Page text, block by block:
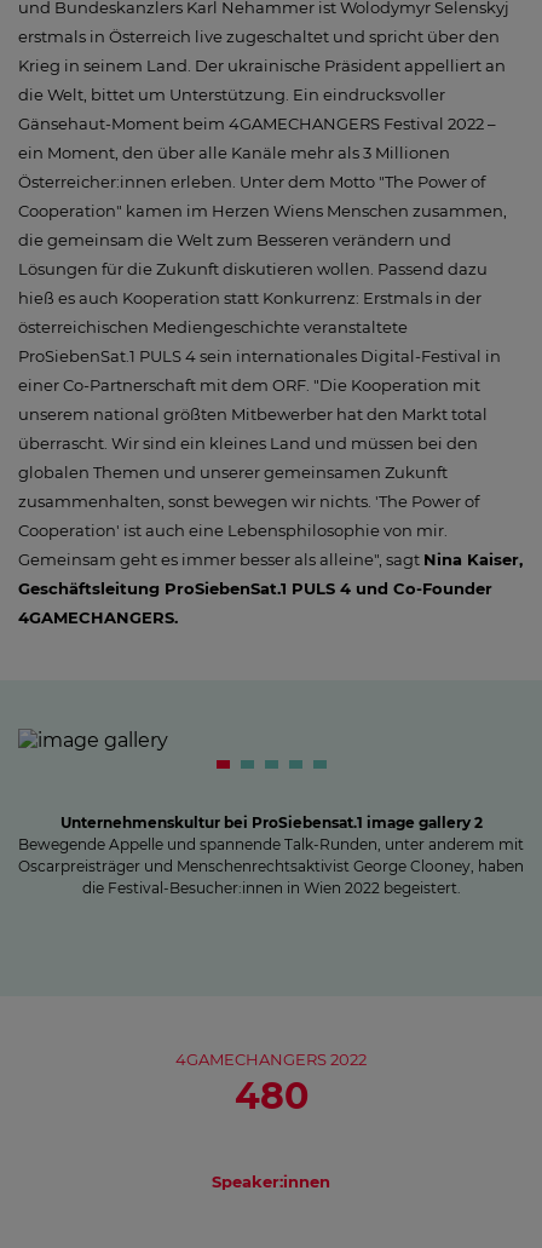
und Bundeskanzlers Karl Nehammer ist Wolodymyr Selenskyj
erstmals in Österreich live zugeschaltet und spricht über den
Krieg in seinem Land. Der ukrainische Präsident appelliert an
die Welt, bittet um Unterstützung. Ein eindrucksvoller
Gänsehaut-Moment beim 4GAMECHANGERS Festival 2022 –
ein Moment, den über alle Kanäle mehr als 3 Millionen
Österreicher:innen erleben. Unter dem Motto "The Power of
Cooperation" kamen im Herzen Wiens Menschen zusammen,
die gemeinsam die Welt zum Besseren verändern und
Lösungen für die Zukunft diskutieren wollen. Passend dazu
hieß es auch Kooperation statt Konkurrenz: Erstmals in der
österreichischen Mediengeschichte veranstaltete
ProSiebenSat.1 PULS 4 sein internationales Digital-Festival in
einer Co-Partnerschaft mit dem ORF. "Die Kooperation mit
unserem national größten Mitbewerber hat den Markt total
überrascht. Wir sind ein kleines Land und müssen bei den
globalen Themen und unserer gemeinsamen Zukunft
zusammenhalten, sonst bewegen wir nichts. 'The Power of
Cooperation' ist auch eine Lebensphilosophie von mir.
Gemeinsam geht es immer besser als alleine", sagt Nina Kaiser,
Geschäftsleitung ProSiebenSat.1 PULS 4 und Co-Founder
4GAMECHANGERS.
Unternehmenskultur bei ProSiebensat.1 image gallery 2
Bewegende Appelle und spannende Talk-Runden, unter anderem mit
Oscarpreisträger und Menschenrechtsaktivist George Clooney, haben
die Festival-Besucher:innen in Wien 2022 begeistert.
4GAMECHANGERS 2022
480
Speaker:innen